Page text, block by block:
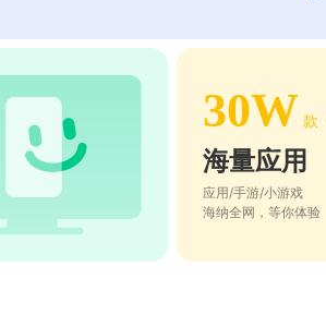
30W 款
海量应用
应用/手游/小游戏
海纳全网，等你体验